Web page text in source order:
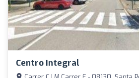
Centro Integral